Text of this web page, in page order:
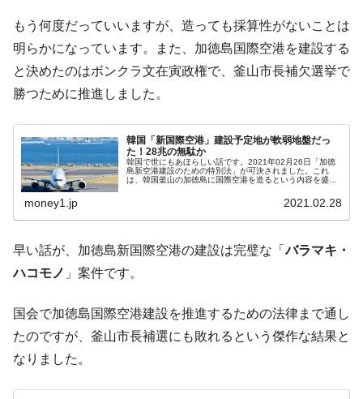
『Money1』
韓国は「中国と同じく」投資に不適格な国
だ。
『Money1』
『韓国銀行』が「金の保有量を増やしま
す」⇒「金を経由するドル入手」手段ではないのか？
『Money1』
韓国･外為取引量「1日当たり1,214.4億ド
ル」まで拡大 ⇒ 海外資金の動きに強く左右される状態
『Money1』
韓国･帰ってきた李在明。李在明を支持しな
い「50.5％」に上昇
断
『Money1』
韓国･警察職員が「丸刈りになって抗議活
『Money1』
中国だけが鉄鋼輸出を異常増加させる ⇒ 中
国の過剰生産が世界を蝕む。
『Money1』
もう何度だっていいますが、造っても採算性がないことは
明らかになっています。また、加徳島国際空港を建設する
と決めたのはボンクラ文在寅政権で、釜山市長補欠選挙で
勝つために推進しました。
韓国「新国際空港」建設予定地が軟弱地盤だっ
た！28兆の無駄か
韓国で世にもあほらしい話です。2021年02月26日「加徳
島新空港建設のための特別法」が可決されました。これ
は、韓国釜山の加徳島に国際空港を造るという内容を盛り
money1.jp 2021.02.28
早い話が、加徳島新国際空港の建設は完璧な「バラマキ・
ハコモノ 」案件です。
国会で加徳島国際空港建設を推進するための法律まで通し
たのですが、釜山市長補選にも敗れるという傑作な結果と
なりました。